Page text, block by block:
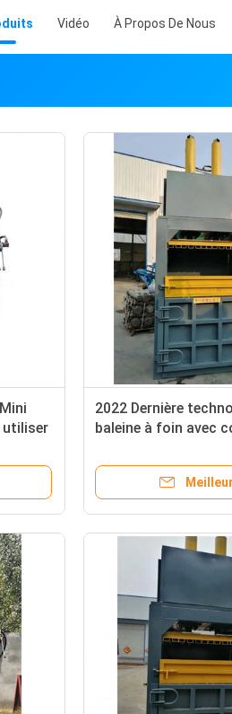
Vidéo À Propos De Nous
utiliser
2022 Dernière
baleine à foin avec